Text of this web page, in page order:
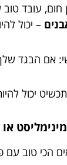
חום, עובד
– יכול
אם הבגד
יכול
הכי טוב עם